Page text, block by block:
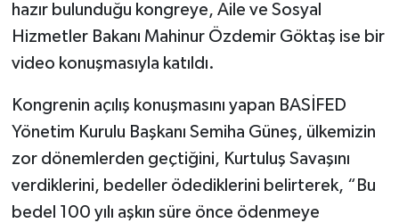
hazır bulunduğu kongreye, Aile ve Sosyal
Hizmetler Bakanı Mahinur Özdemir Göktaş ise bir
video konuşmasıyla katıldı.
Kongrenin açılış konuşmasını yapan BASİFED
Yönetim Kurulu Başkanı Semiha Güneş, ülkemizin
zor dönemlerden geçtiğini, Kurtuluş Savaşını
verdiklerini, bedeller ödediklerini belirterek, “Bu
bedel 100 yılı aşkın süre önce ödenmeye